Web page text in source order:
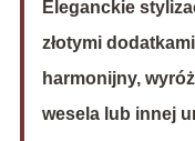
Eleganckie
złotymi
harmonijny,
wesela lub innej